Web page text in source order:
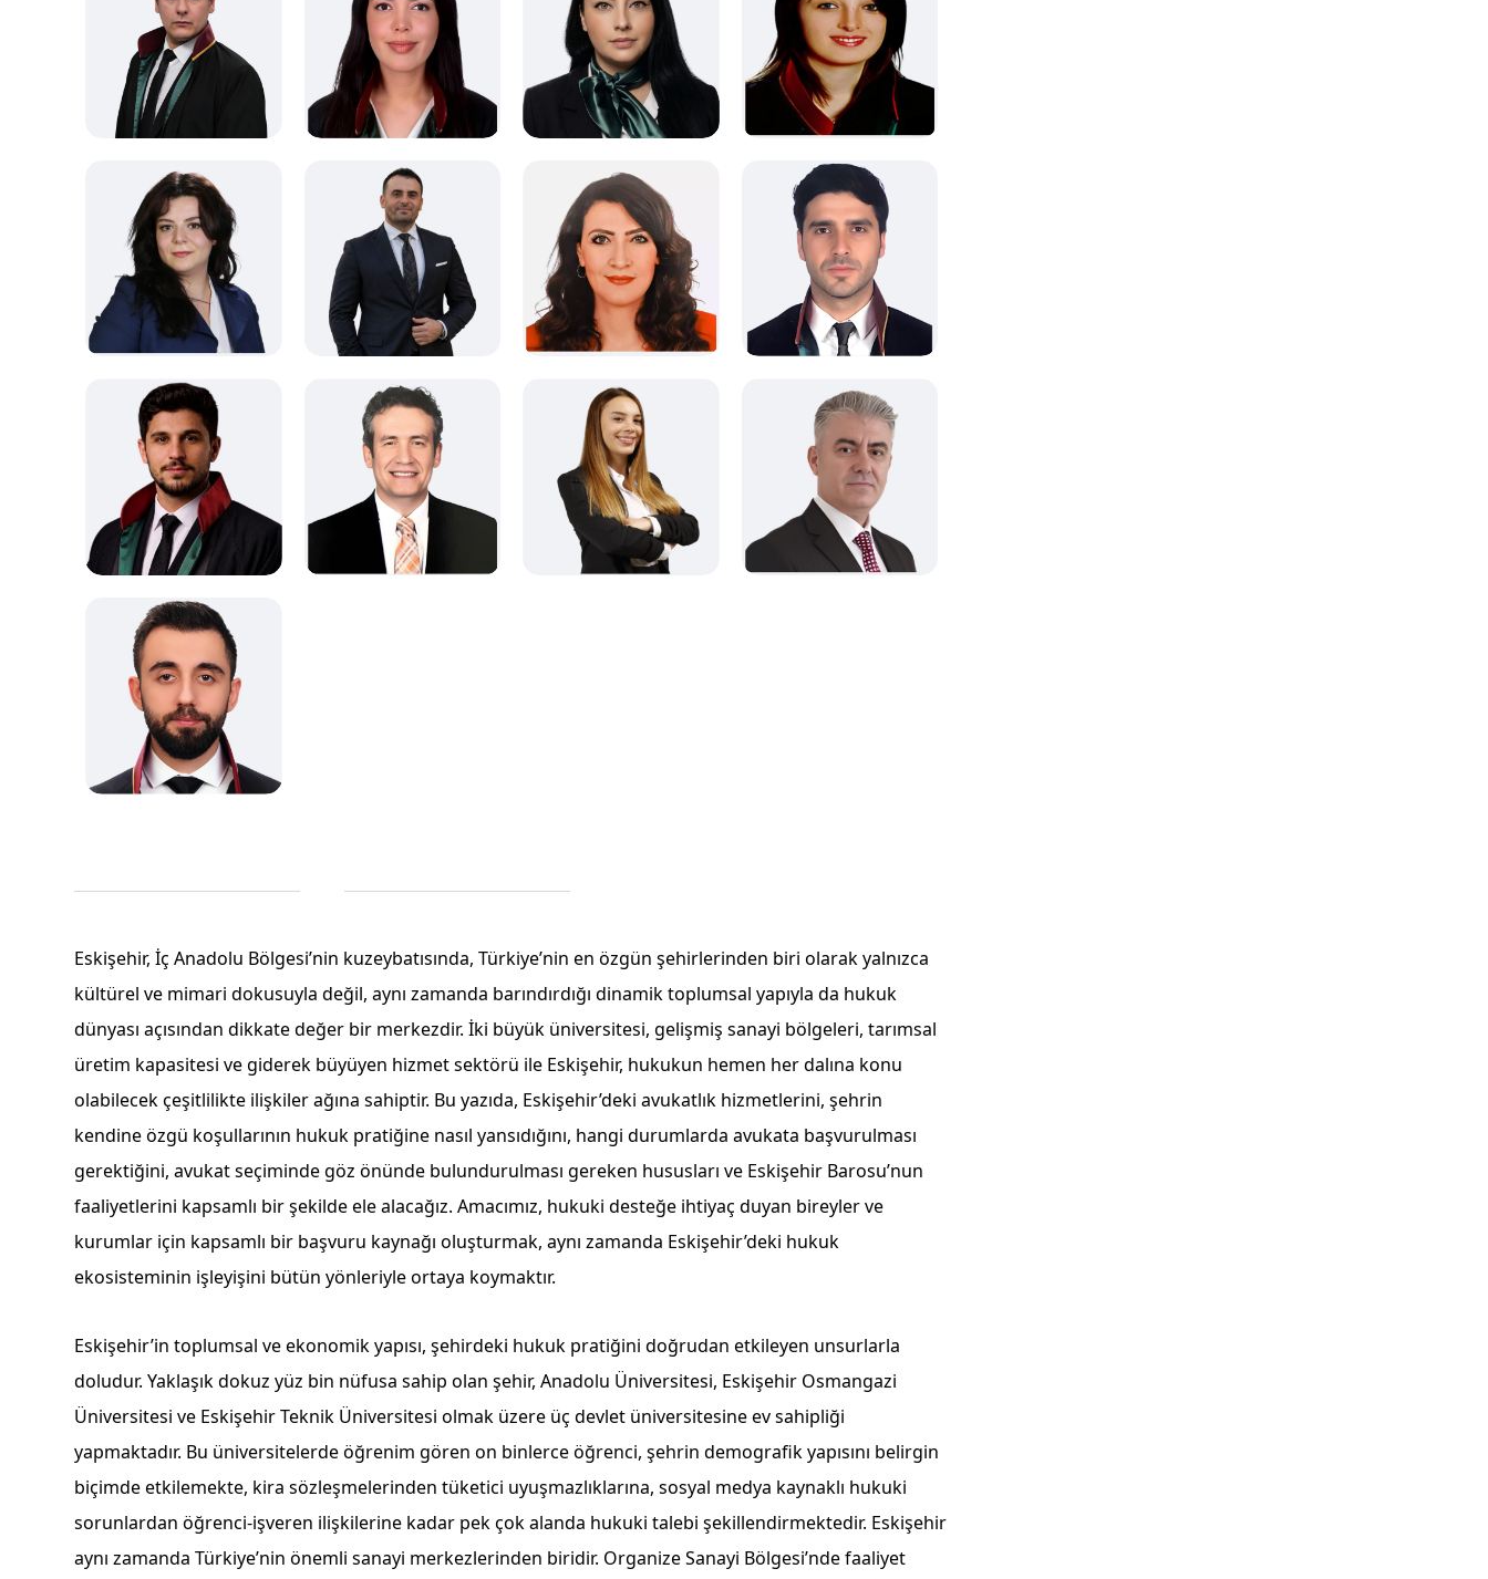
Bilişim Hukuku
Ceza Hukuku
Fikri Haklar Hukuku
İllere Göre
İcra Avukatları
İllere Göre
İş Hukuku
Malatya Avukatları
Miras Hukuku
Samsun Avukatları
Sözleşmeler Hukuku
Ticaret Hukuku
Alanlara Göre
Ankara Avukatları
Avukatlar
Mülkiyet Hukuku
Alanlara Göre
Ankara Avukatları
Avukatlar
Ceza Hukuku
Denizli Avukatları
İllere Göre
Ticaret Hukuku
Vergi Avukatı
Alanlara Göre
Ceza Hukuku
İllere Göre
İzmir Avukatları
Miras Hukuku
Mülkiyet Hukuku
Alanlara Göre
Ankara Avukatları
Avukatlar
Fikri Haklar Hukuku
İllere Göre
Aile Hukuku
Avukatlar
Ceza Hukuku
İllere Göre
İş Hukuku
Kocaeli Avukatları
Aile Hukuku
Alanlara Göre
Avukatlar
Bilişim Hukuku
Ceza Hukuku
İcra Avukatları
İdare Hukuku
İllere Göre
İş Hukuku
İstanbul Avukatları
Alanlara Göre
Avukatlar
İllere Göre
Samsun Avukatları
Sigorta Hukuku
Sözleşmeler Hukuku
Ticaret Hukuku
Aile Hukuku
İdare Hukuku
İllere Göre
İş Hukuku
İstanbul Avukatları
Miras Hukuku
Avukatlar
Bilişim Hukuku
Ceza Hukuku
Eskişehir Avukatları
İllere Göre
Aile Hukuku
Alanlara Göre
Avukatlar
Ceza Hukuku
Diyarbakır Avukatları
İllere Göre
Miras Hukuku
Sözleşmeler Hukuku
Ticaret Hukuku
Eskişehir, İç Anadolu Bölgesi’nin kuzeybatısında, Türkiye’nin en özgün şehirlerinden biri olarak yalnızca
kültürel ve mimari dokusuyla değil, aynı zamanda barındırdığı dinamik toplumsal yapıyla da hukuk
dünyası açısından dikkate değer bir merkezdir. İki büyük üniversitesi, gelişmiş sanayi bölgeleri, tarımsal
üretim kapasitesi ve giderek büyüyen hizmet sektörü ile Eskişehir, hukukun hemen her dalına konu
olabilecek çeşitlilikte ilişkiler ağına sahiptir. Bu yazıda, Eskişehir’deki avukatlık hizmetlerini, şehrin
kendine özgü koşullarının hukuk pratiğine nasıl yansıdığını, hangi durumlarda avukata başvurulması
gerektiğini, avukat seçiminde göz önünde bulundurulması gereken hususları ve Eskişehir Barosu’nun
faaliyetlerini kapsamlı bir şekilde ele alacağız. Amacımız, hukuki desteğe ihtiyaç duyan bireyler ve
kurumlar için kapsamlı bir başvuru kaynağı oluşturmak, aynı zamanda Eskişehir’deki hukuk
ekosisteminin işleyişini bütün yönleriyle ortaya koymaktır.
Eskişehir’in toplumsal ve ekonomik yapısı, şehirdeki hukuk pratiğini doğrudan etkileyen unsurlarla
doludur. Yaklaşık dokuz yüz bin nüfusa sahip olan şehir, Anadolu Üniversitesi, Eskişehir Osmangazi
Üniversitesi ve Eskişehir Teknik Üniversitesi olmak üzere üç devlet üniversitesine ev sahipliği
yapmaktadır. Bu üniversitelerde öğrenim gören on binlerce öğrenci, şehrin demografik yapısını belirgin
biçimde etkilemekte, kira sözleşmelerinden tüketici uyuşmazlıklarına, sosyal medya kaynaklı hukuki
sorunlardan öğrenci-işveren ilişkilerine kadar pek çok alanda hukuki talebi şekillendirmektedir. Eskişehir
aynı zamanda Türkiye’nin önemli sanayi merkezlerinden biridir. Organize Sanayi Bölgesi’nde faaliyet